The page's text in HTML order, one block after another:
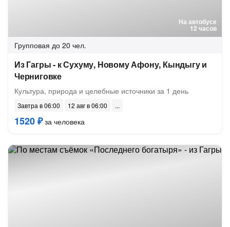
На автобусе
12 часов
Групповая до 20 чел.
Из Гагры - к Сухуму, Новому Афону, Кындыгу и
Черниговке
Культура, природа и целебные источники за 1 день
Завтра в 06:00 12 авг в 06:00
1520 ₽за человека